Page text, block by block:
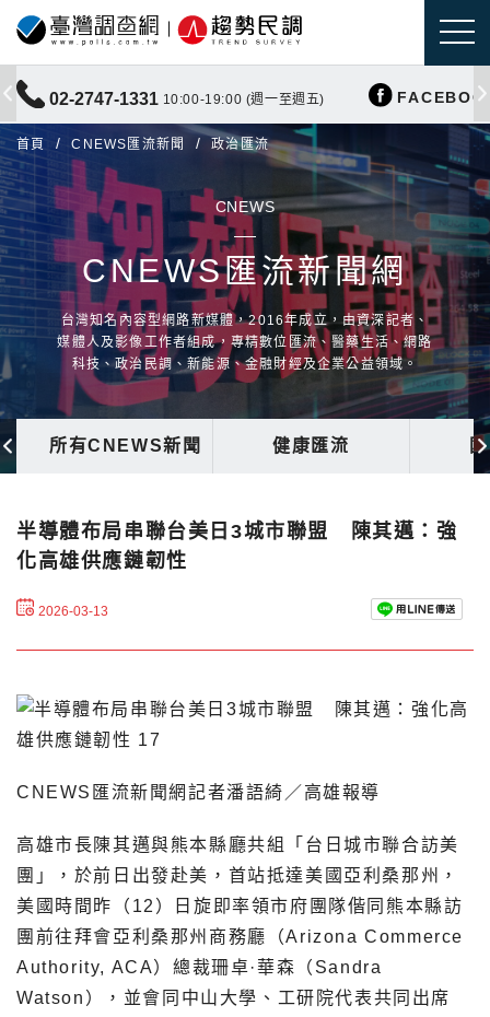
02-2747-1331 10:00-19:00 (週一至週五)
首頁 CNEWS匯流新聞 政治匯流
CNEWS
CNEWS匯流新聞網
台灣知名內容型網路新媒體，2016年成立，由資深記者、
媒體人及影像工作者組成，專精數位匯流、醫藥生活、網路
科技、政治民調、新能源、金融財經及企業公益領域。
所有CNEWS新聞 健康匯流
半導體布局串聯台美日3城市聯盟 陳其邁：強
化高雄供應鏈韌性
2026-03-13
CNEWS匯流新聞網記者潘語綺／高雄報導
高雄市長陳其邁與熊本縣廳共組「台日城市聯合訪美
團」，於前日出發赴美，首站抵達美國亞利桑那州，
美國時間昨（12）日旋即率領市府團隊偕同熊本縣訪
團前往拜會亞利桑那州商務廳（Arizona Commerce
Authority, ACA）總裁珊卓·華森（Sandra
Watson），並會同中山大學、工研院代表共同出席